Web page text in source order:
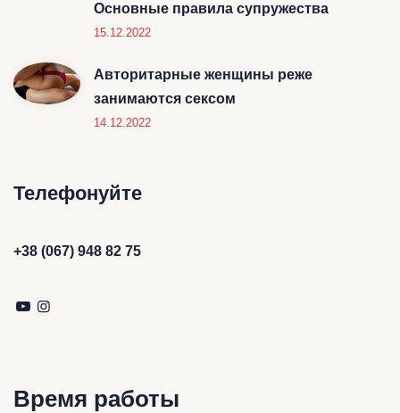
Основные правила супружества
15.12.2022
Авторитарные женщины реже
занимаются сексом
14.12.2022
Телефонуйте
+38 (067) 948 82 75
Время работы